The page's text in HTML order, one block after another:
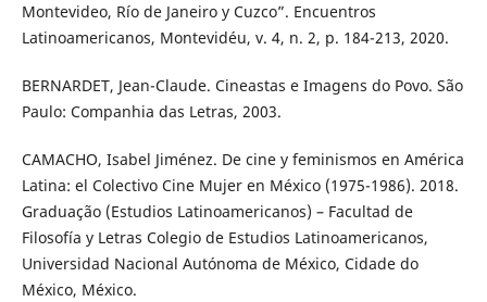
Montevideo, Río de Janeiro y Cuzco”. Encuentros
Latinoamericanos, Montevidéu, v. 4, n. 2, p. 184-213, 2020.
BERNARDET, Jean-Claude. Cineastas e Imagens do Povo. São
Paulo: Companhia das Letras, 2003.
CAMACHO, Isabel Jiménez. De cine y feminismos en América
Latina: el Colectivo Cine Mujer en México (1975-1986). 2018.
Graduação (Estudios Latinoamericanos) – Facultad de
Filosofía y Letras Colegio de Estudios Latinoamericanos,
Universidad Nacional Autónoma de México, Cidade do
México, México.